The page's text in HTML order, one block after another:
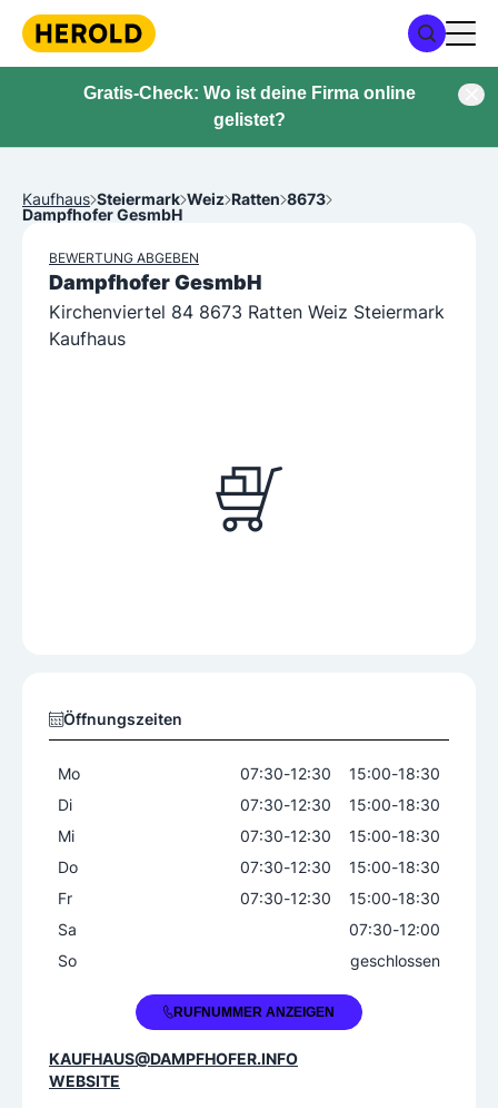
Gratis-Check: Wo ist deine Firma online
gelistet?
Kaufhaus Steiermark Weiz Ratten 8673
Dampfhofer GesmbH
BEWERTUNG ABGEBEN
Dampfhofer GesmbH
Kirchenviertel 84 8673 Ratten Weiz Steiermark
Kaufhaus
Öffnungszeiten
Mo 07:30-12:30 15:00-18:30
Di
07:30-12:30 15:00-18:30
Mi
07:30-12:30 15:00-18:30
Do
07:30-12:30 15:00-18:30
Fr
07:30-12:30 15:00-18:30
Sa
07:30-12:00
So
geschlossen
+43 3173 2306RUFNUMMER ANZEIGEN
KAUFHAUS@DAMPFHOFER.INFO
WEBSITE